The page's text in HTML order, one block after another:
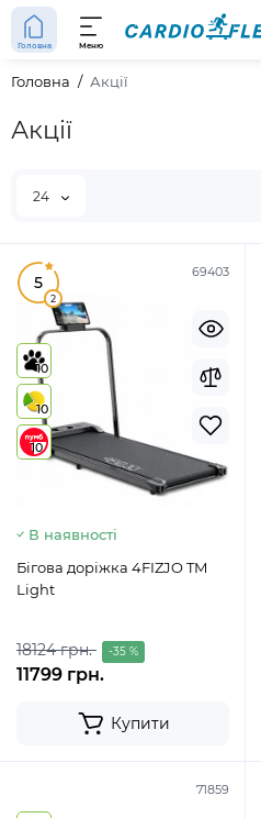
Головна Меню
Головна Акції
Акції
24
69403
5
2
10
10
10
В наявності
Бігова доріжка 4FIZJO TM
Light
18124 грн. -35 %
11799 грн.
Купити
71859